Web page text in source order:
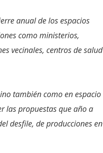
anual de los espacios
como ministerios,
vecinales, centros de salud
también como en espacio
las propuestas que año a
desfile, de producciones en